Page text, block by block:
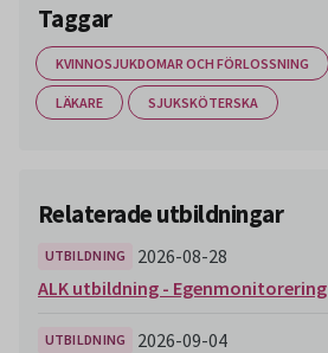
Taggar
KVINNOSJUKDOMAR OCH FÖRLOSSNING
LÄKARE SJUKSKÖTERSKA
Relaterade utbildningar
UTBILDNING
2026-08-28
ALK utbildning - Egenmonitorering
UTBILDNING
2026-09-04